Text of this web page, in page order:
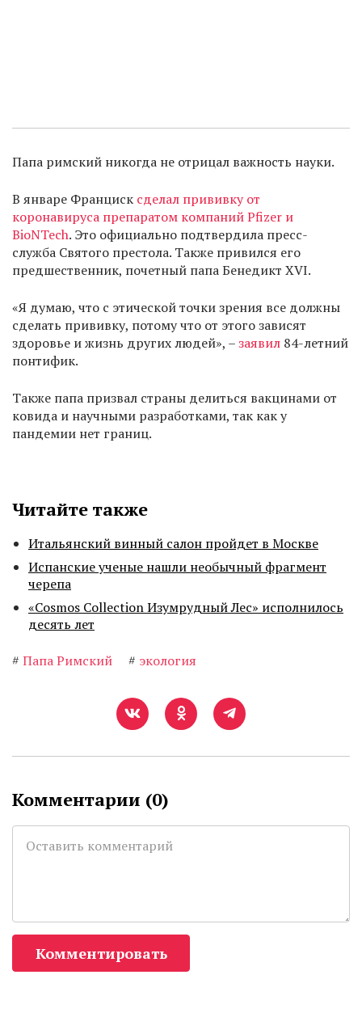
Папа римский никогда не отрицал важность науки.
В январе Франциск сделал прививку от
коронавируса препаратом компаний Pfizer и
BioNTech. Это официально подтвердила пресс-
служба Святого престола. Также привился его
предшественник, почетный папа Бенедикт XVI.
«Я думаю, что с этической точки зрения все должны
сделать прививку, потому что от этого зависят
здоровье и жизнь других людей», –заявил 84-летний
понтифик.
Также папа призвал страны делиться вакцинами от
ковида и научными разработками, так как у
пандемии нет границ.
Читайте также
Итальянский винный салон пройдет в Москве
Испанские ученые нашли необычный фрагмент
черепа
«Cosmos Collection Изумрудный Лес» исполнилось
десять лет
# Папа Римский # экология
Комментарии (0)
Комментировать